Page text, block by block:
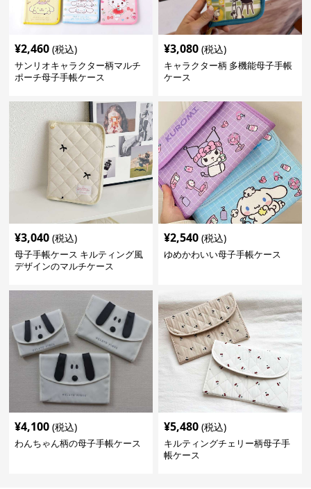
¥2,460 (税込)
サンリオキャラクター柄マルチ
ポーチ母子手帳ケース
¥3,080 (税込)
キャラクター柄 多機能母子手帳
ケース
¥3,040 (税込)
母子手帳ケース キルティング風
デザインのマルチケース
¥2,540 (税込)
ゆめかわいい母子手帳ケース
¥4,100 (税込)
わんちゃん柄の母子手帳ケース
¥5,480 (税込)
キルティングチェリー柄母子手
帳ケース